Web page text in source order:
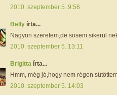
2010. szeptember 5. 9:56
Belly írta...
Nagyon szeretem,de sosem sikerül
2010. szeptember 5. 13:11
Brigitta írta...
Hmm, még jó,hogy nem régen
2010. szeptember 5. 14:03